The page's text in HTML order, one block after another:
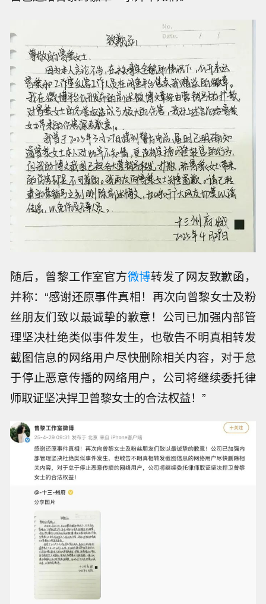
随后，曾黎工作室官方微博转发了网友致歉函，
并称：“感谢还原事件真相！再次向曾黎女士及粉
丝朋友们致以最诚挚的歉意！公司已加强内部管
理坚决杜绝类似事件发生，也敬告不明真相转发
截图信息的网络用户尽快删除相关内容，对于怠
于停止恶意传播的网络用户，公司将继续委托律
师取证坚决捍卫曾黎女士的合法权益！”